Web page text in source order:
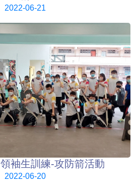
2022-06-21
袖生訓練-攻防箭活動
2022-06-20